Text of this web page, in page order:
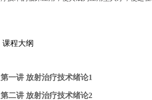
课程大纲
第一讲 放射治疗技术绪论1
第二讲 放射治疗技术绪论2